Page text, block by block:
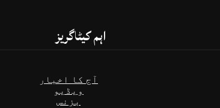
اہم کیٹاگریز
آج کا اخبار
ویڈیو
بزنس